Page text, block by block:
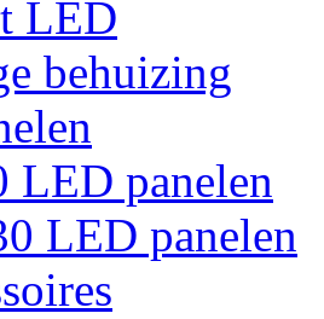
LED
behuizing
LED panelen
LED panelen